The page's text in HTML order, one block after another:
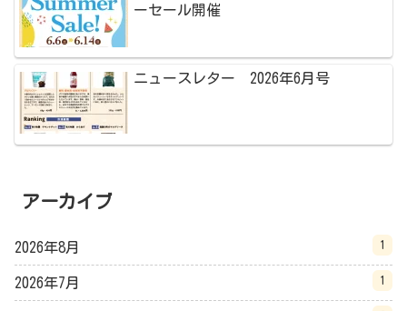
ーセール開催
ニュースレター 2026年6月号
アーカイブ
2026年8月 1
2026年7月 1